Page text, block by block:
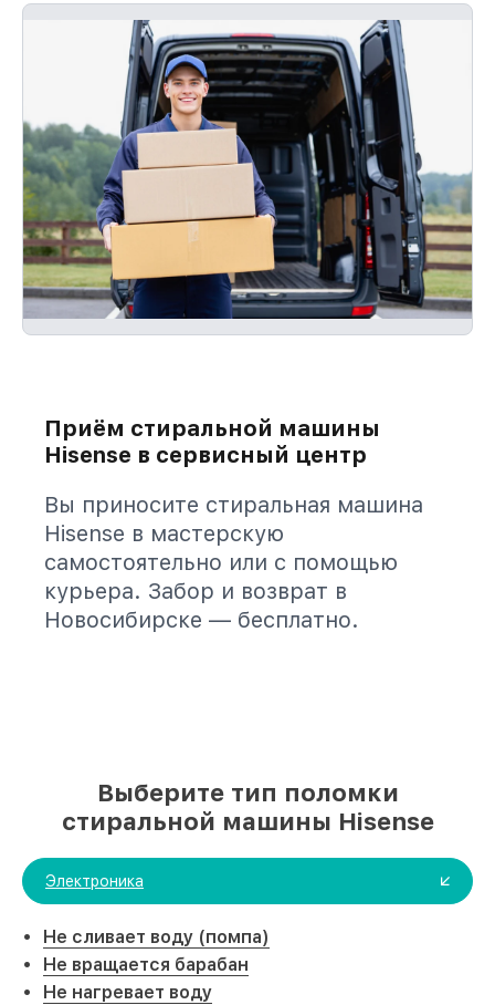
Приём стиральной машины
Hisense в сервисный центр
Вы приносите стиральная машина
Hisense в мастерскую
самостоятельно или с помощью
курьера. Забор и возврат в
Новосибирске — бесплатно.
Выберите тип поломки
стиральной машины Hisense
Электроника
Не сливает воду (помпа)
Не вращается барабан
Не нагревает воду